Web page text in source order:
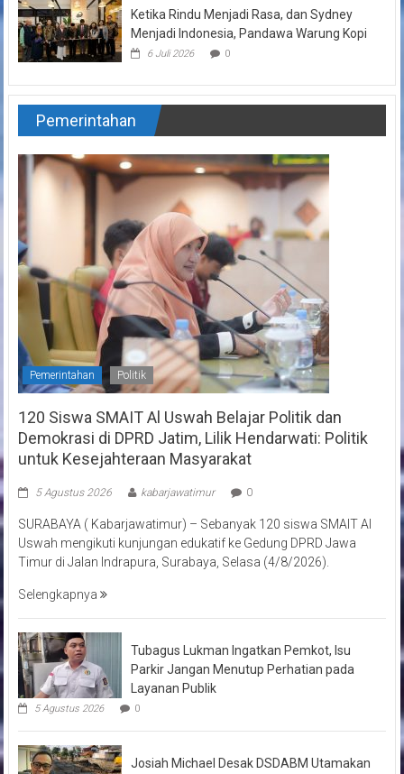
Ketika Rindu Menjadi Rasa, dan Sydney
Menjadi Indonesia, Pandawa Warung Kopi
6 Juli 2026 0
Pemerintahan
Pemerintahan Politik
120 Siswa SMAIT Al Uswah Belajar Politik dan
Demokrasi di DPRD Jatim, Lilik Hendarwati: Politik
untuk Kesejahteraan Masyarakat
5 Agustus 2026 kabarjawatimur 0
SURABAYA ( Kabarjawatimur) – Sebanyak 120 siswa SMAIT Al
Uswah mengikuti kunjungan edukatif ke Gedung DPRD Jawa
Timur di Jalan Indrapura, Surabaya, Selasa (4/8/2026).
Selengkapnya
Tubagus Lukman Ingatkan Pemkot, Isu
Parkir Jangan Menutup Perhatian pada
Layanan Publik
5 Agustus 2026 0
Josiah Michael Desak DSDABM Utamakan